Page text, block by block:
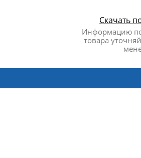
Скачать
Информацию
товара